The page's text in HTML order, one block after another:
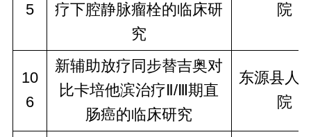
5
疗下腔静脉瘤栓的临床研
究
院
10
6
新辅助放疗同步替吉奥对
比卡培他滨治疗Ⅱ/Ⅲ期直
肠癌的临床研究
东源县人
院